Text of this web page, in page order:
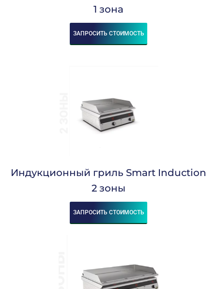
1 зона
ЗАПРОСИТЬ СТОИМОСТЬ
Индукционный гриль Smart Induction
2 зоны
ЗАПРОСИТЬ СТОИМОСТЬ